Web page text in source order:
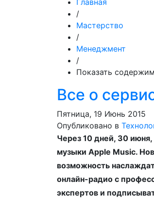
Главная
/
Мастерство
/
Менеджмент
/
Показать
Все о
Пятница, 19 Июнь 2015
Опубликовано в
Через 10 дней, 30 июня,
музыки Apple Music.
возможность
онлайн-радио с
экспертов и